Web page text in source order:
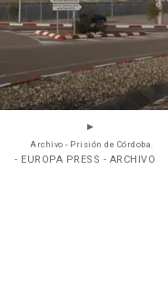
Archivo - Prisión de Córdoba.
- EUROPA PRESS - ARCHIVO